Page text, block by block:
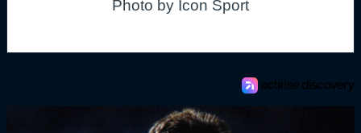
Photo by Icon Sport